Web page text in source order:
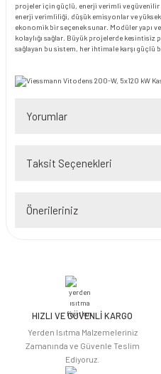
projeler için güçlü, enerji verimli ve güvenilir
enerji verimliliği, düşük emisyonlar ve
ekonomik bir seçenek sunar. Modüler yapı
kolaylığı sağlar. Büyük projelerde kesintisiz
sağlayan bu sistem, her ihtimale karşı güçlü
Yorumlar
Taksit Seçenekleri
Önerileriniz
iletebilirsiniz.
Görüş ve önerileriniz için teşekkür
Ürün açıklamasında eksik
Ürün bilgilerinde hatalar
HIZLI VE GÜVENLİ KARGO
Yerden Isıtma Malzemeleriniz
Zamanında ve Güvenle Teslim
Ediyoruz.